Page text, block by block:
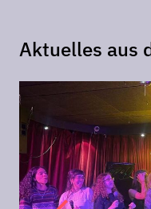
Aktuelles aus